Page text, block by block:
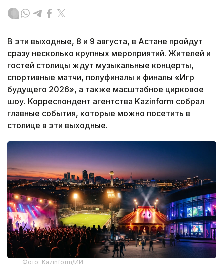
В эти выходные, 8 и 9 августа, в Астане пройдут
сразу несколько крупных мероприятий. Жителей и
гостей столицы ждут музыкальные концерты,
спортивные матчи, полуфиналы и финалы «Игр
будущего 2026», а также масштабное цирковое
шоу. Корреспондент агентства Kazinform собрал
главные события, которые можно посетить в
столице в эти выходные.
Фото: Kazinform/ИИ